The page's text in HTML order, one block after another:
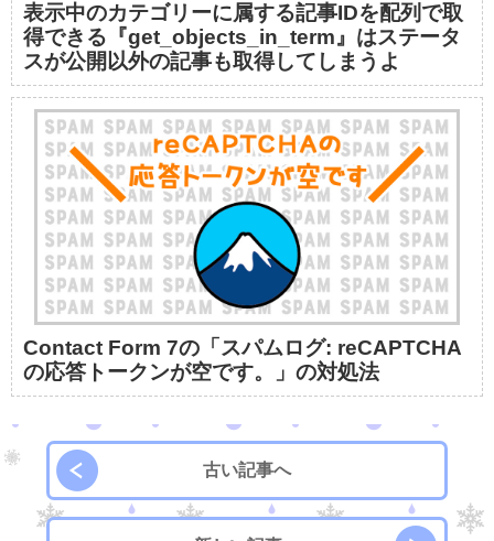
表示中のカテゴリーに属する記事IDを配列で取
得できる『get_objects_in_term』はステータ
スが公開以外の記事も取得してしまうよ
Contact Form 7の「スパムログ: reCAPTCHA
の応答トークンが空です。」の対処法
古い記事へ